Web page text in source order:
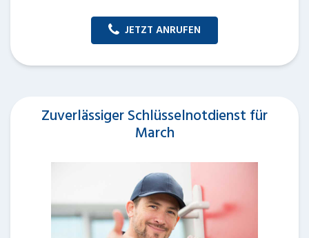
JETZT ANRUFEN
Zuverlässiger Schlüsselnotdienst für
March